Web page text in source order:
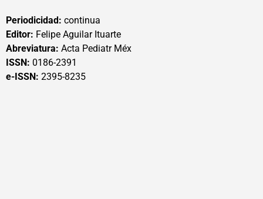
Periodicidad: continua
Editor: Felipe Aguilar Ituarte
Abreviatura: Acta Pediatr Méx
ISSN: 0186-2391
e-ISSN: 2395-8235